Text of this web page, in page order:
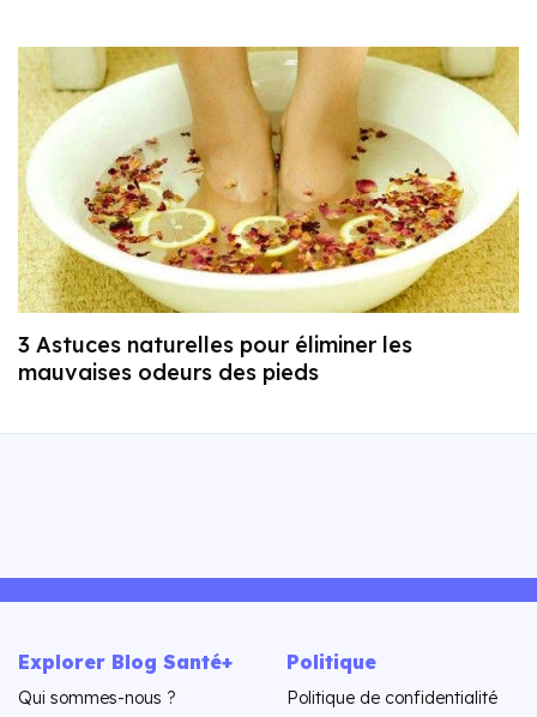
3 Astuces naturelles pour éliminer les
mauvaises odeurs des pieds
Explorer Blog Santé+
Qui sommes-nous ?
Politique
Politique de confidentialité